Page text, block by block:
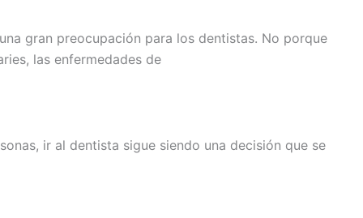
gran preocupación para los dentistas. No porque
las enfermedades de
ir al dentista sigue siendo una decisión que se